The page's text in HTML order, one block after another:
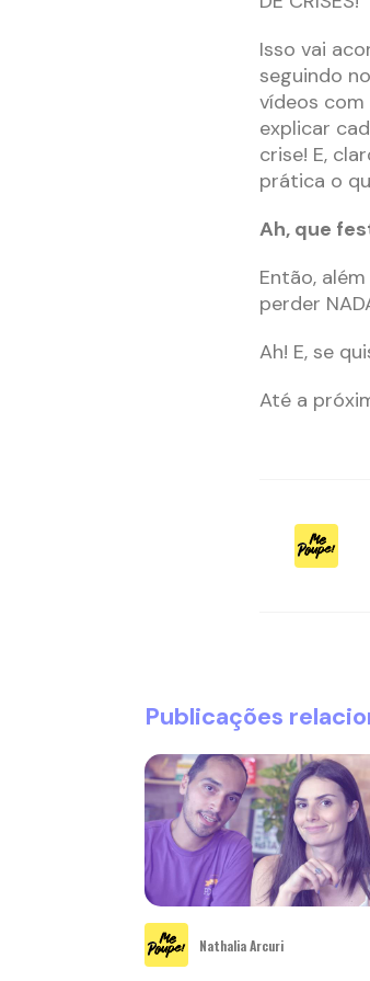
Isso vai
seguindo
vídeos com
explicar
crise! E,
prática o
Ah, que
Então,
perder
Ah! E, se
Até a
Publicações
Nathalia Arcuri